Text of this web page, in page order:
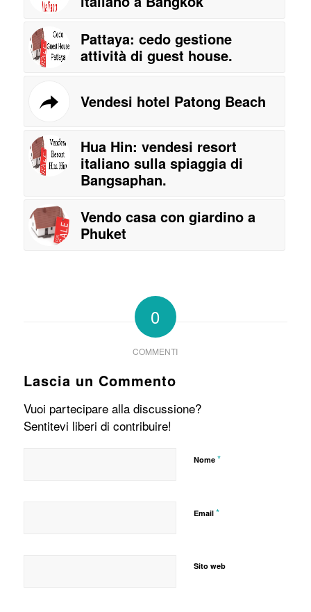
Pattaya: cedo gestione
attività di guest house.
Vendesi hotel Patong Beach
Hua Hin: vendesi resort
italiano sulla spiaggia di
Bangsaphan.
Vendo casa con giardino a
Phuket
0
COMMENTI
Lascia un Commento
Vuoi partecipare alla discussione?
Sentitevi liberi di contribuire!
Nome *
Email *
Sito web